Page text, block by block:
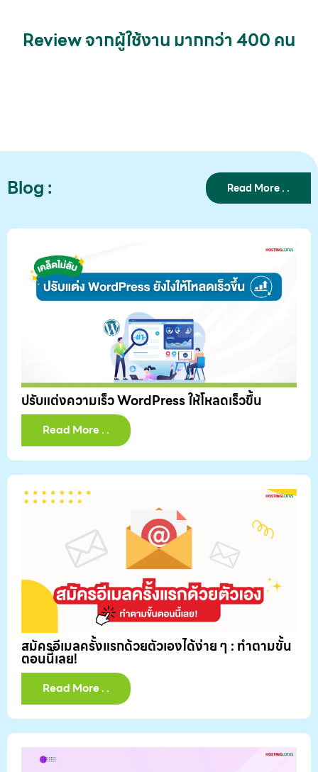
Review จากผู้ใช้งาน มากกว่า 400 คน
Blog : Read More . .
ปรับแต่งความเร็ว WordPress ให้โหลดเร็วขึ้น
Read More . .
สมัครอีเมลครั้งแรกด้วยตัวเองได้ง่าย ๆ : ทำตามขั้น
ตอนนี้เลย!
Read More . .